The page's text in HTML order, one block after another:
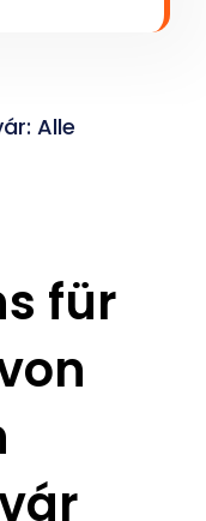
Alle
für